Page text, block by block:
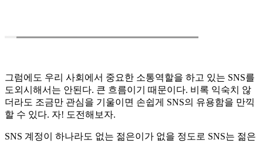
그럼에도 우리 사회에서 중요한 소통역할을 하고 있는 SNS를
도외시해서는 안된다. 큰 흐름이기 때문이다. 비록 익숙치 않
더라도 조금만 관심을 기울이면 손쉽게 SNS의 유용함을 만끽
할 수 있다. 자! 도전해보자.
SNS 계정이 하나라도 없는 젊은이가 없을 정도로 SNS는 젊은